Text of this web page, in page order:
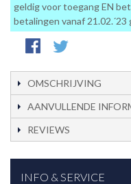
geldig voor toegang EN
betalingen vanaf
OMSCHRIJVING
AANVULLENDE
REVIEWS
INFO & SERVICE